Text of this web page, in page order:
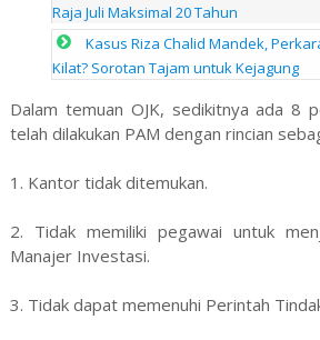
Raja Juli Maksimal 20 Tahun
Kasus Riza Chalid Mandek,
Kilat? Sorotan Tajam untuk Kejagung
Dalam temuan OJK, sedikitnya ada 8
telah dilakukan PAM dengan rincian
1. Kantor tidak ditemukan.
2. Tidak memiliki pegawai untuk
Manajer Investasi.
3. Tidak dapat memenuhi Perintah